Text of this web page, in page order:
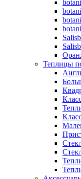
Теплицы